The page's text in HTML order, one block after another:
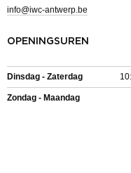
info@iwc-antwerp.be
OPENINGSUREN
Dinsdag - Zaterdag
Zondag - Maandag